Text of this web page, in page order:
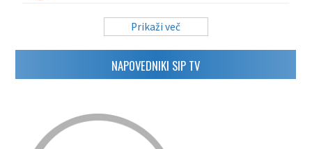
Prikaži več
NAPOVEDNIKI SIP TV